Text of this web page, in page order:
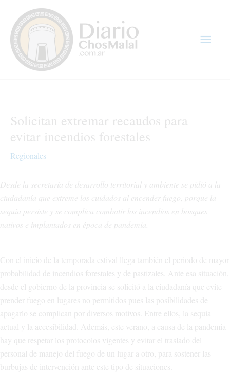
contenido
Solicitan extremar recaudos para
evitar incendios forestales
Regionales
Desde la secretaría de desarrollo territorial y ambiente se pidió a la
ciudadanía que extreme los cuidados al encender fuego, porque la
sequía persiste y se complica combatir los incendios en bosques
nativos e implantados en época de pandemia.
Con el inicio de la temporada estival llega también el periodo de mayor
probabilidad de incendios forestales y de pastizales. Ante esa situación,
desde el gobierno de la provincia se solicitó a la ciudadanía que evite
prender fuego en lugares no permitidos pues las posibilidades de
apagarlo se complican por diversos motivos. Entre ellos, la sequía
actual y la accesibilidad. Además, este verano, a causa de la pandemia
hay que respetar los protocolos vigentes y evitar el traslado del
personal de manejo del fuego de un lugar a otro, para sostener las
burbujas de intervención ante este tipo de situaciones.